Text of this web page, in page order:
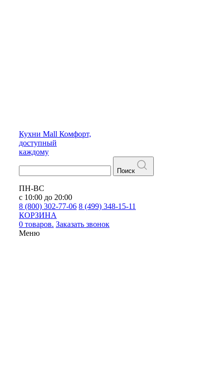
Кухни Mall Комфорт,
доступный
каждому
Поиск
ПН-ВС
с 10:00 до 20:00
8 (800) 302-77-06 8 (499) 348-15-11
КОРЗИНА
0 товаров. Заказать звонок
Меню